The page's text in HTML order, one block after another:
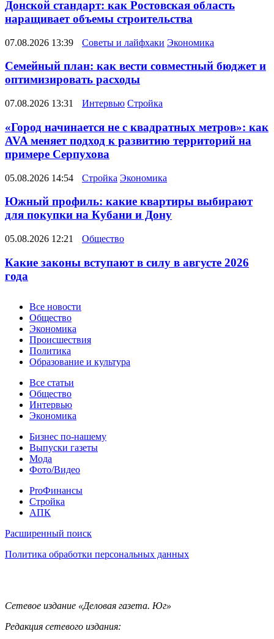
Донской стандарт: как Ростовская область
наращивает объемы строительства
07.08.2026 13:39 Советы и лайфхаки Экономика
Семейный план: как вести совместный бюджет и
оптимизировать расходы
07.08.2026 13:31 Интервью Стройка
«Город начинается не с квадратных метров»: как
AVA меняет подход к развитию территорий на
примере Серпухова
05.08.2026 14:54 Стройка Экономика
Южный профиль: какие квартиры выбирают
для покупки на Кубани и Дону
05.08.2026 12:21 Общество
Какие законы вступают в силу в августе 2026
года
Новости
Все новости
Общество
Экономика
Происшествия
Политика
Образование и культура
Статьи
Все статьи
Общество
Интервью
Экономика
Разное
Бизнес по-нашему
Выпуски газеты
Мода
Фото/Видео
Pro
ProФинансы
Стройка
АПК
Информация
Расширенный поиск
Политика обработки персональных данных
Контакты
Сетевое издание «Деловая газета. Юг»
Редакция сетевого издания: